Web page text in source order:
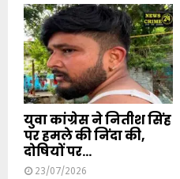
युवा कांग्रेस ने नितीश सिंह
पर हमले की निंदा की,
दोषियों पर...
23/07/2026